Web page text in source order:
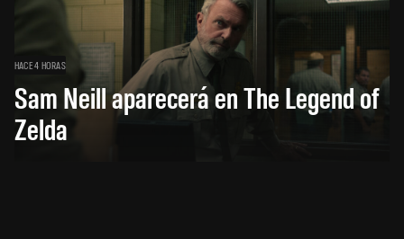
HACE 4 HORAS
Sam Neill aparecerá en The Legend of
Zelda